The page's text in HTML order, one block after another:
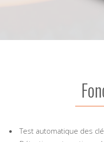
Test automatique des